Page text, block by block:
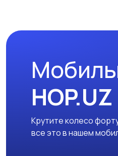
HOP.UZ
Крутите колесо
все это в нашем